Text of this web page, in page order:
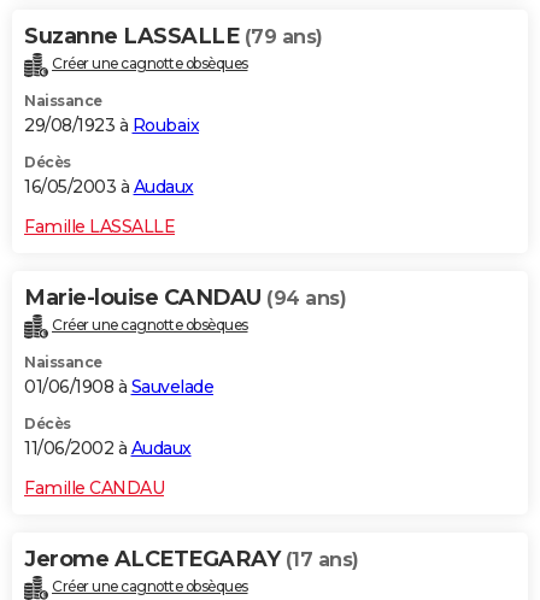
Suzanne LASSALLE (79 ans)
Créer une cagnotte obsèques
Naissance
29/08/1923 à Roubaix
Décès
16/05/2003 à Audaux
Famille LASSALLE
Marie-louise CANDAU (94 ans)
Créer une cagnotte obsèques
Naissance
01/06/1908 à Sauvelade
Décès
11/06/2002 à Audaux
Famille CANDAU
Jerome ALCETEGARAY (17 ans)
Créer une cagnotte obsèques